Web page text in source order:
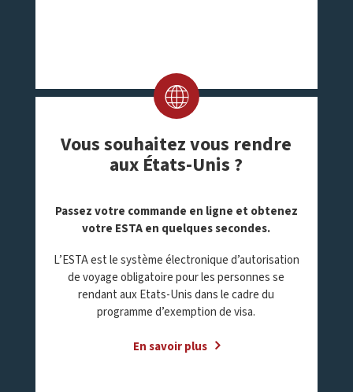
Vous souhaitez vous rendre
aux États-Unis ?
Passez votre commande en ligne et obtenez
votre ESTA en quelques secondes.
L’ESTA est le système électronique d’autorisation
de voyage obligatoire pour les personnes se
rendant aux Etats-Unis dans le cadre du
programme d’exemption de visa.
En savoir plus